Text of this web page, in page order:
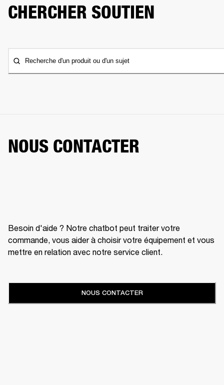
CHERCHER SOUTIEN
Recherche d'un produit ou d'un sujet
NOUS CONTACTER
Besoin d'aide ? Notre chatbot peut traiter votre
commande, vous aider à choisir votre équipement et vous
mettre en relation avec notre service client.
NOUS CONTACTER